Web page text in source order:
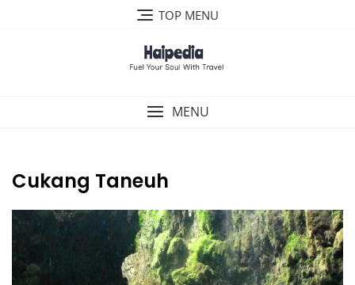
TOP MENU
MENU
Cukang Taneuh